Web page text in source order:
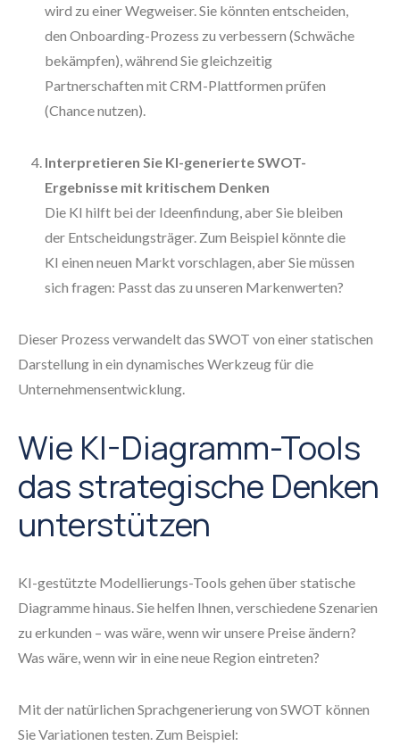
wird zu einer Wegweiser. Sie könnten entscheiden,
den Onboarding-Prozess zu verbessern (Schwäche
bekämpfen), während Sie gleichzeitig
Partnerschaften mit CRM-Plattformen prüfen
(Chance nutzen).
Interpretieren Sie KI-generierte SWOT-
Ergebnisse mit kritischem Denken
Die KI hilft bei der Ideenfindung, aber Sie bleiben
der Entscheidungsträger. Zum Beispiel könnte die
KI einen neuen Markt vorschlagen, aber Sie müssen
sich fragen: Passt das zu unseren Markenwerten?
Dieser Prozess verwandelt das SWOT von einer statischen
Darstellung in ein dynamisches Werkzeug für die
Unternehmensentwicklung.
Wie KI-Diagramm-Tools
das strategische Denken
unterstützen
KI-gestützte Modellierungs-Tools gehen über statische
Diagramme hinaus. Sie helfen Ihnen, verschiedene Szenarien
zu erkunden – was wäre, wenn wir unsere Preise ändern?
Was wäre, wenn wir in eine neue Region eintreten?
Mit der natürlichen Sprachgenerierung von SWOT können
Sie Variationen testen. Zum Beispiel: